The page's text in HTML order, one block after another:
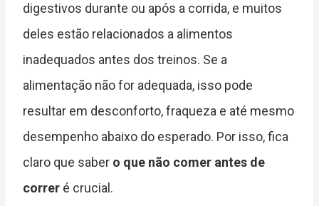
digestivos durante ou após a corrida, e muitos
deles estão relacionados a alimentos
inadequados antes dos treinos. Se a
alimentação não for adequada, isso pode
resultar em desconforto, fraqueza e até mesmo
desempenho abaixo do esperado. Por isso, fica
claro que saber o que não comer antes de
correr é crucial.